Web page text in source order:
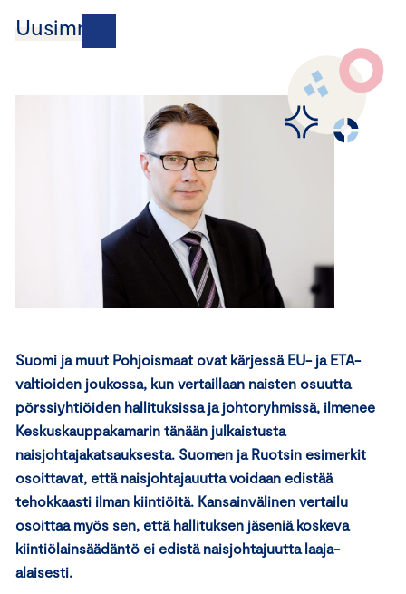
Uusimmat
Suomi ja muut Pohjoismaat ovat kärjessä EU- ja ETA-
valtioiden joukossa, kun vertaillaan naisten osuutta
pörssiyhtiöiden hallituksissa ja johtoryhmissä, ilmenee
Keskuskauppakamarin tänään julkaistusta
naisjohtajakatsauksesta. Suomen ja Ruotsin esimerkit
osoittavat, että naisjohtajauutta voidaan edistää
tehokkaasti ilman kiintiöitä. Kansainvälinen vertailu
osoittaa myös sen, että hallituksen jäseniä koskeva
kiintiölainsäädäntö ei edistä naisjohtajuutta laaja-
alaisesti.